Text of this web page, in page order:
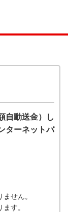
自動送金）し
ターネットバ
せん。
す。